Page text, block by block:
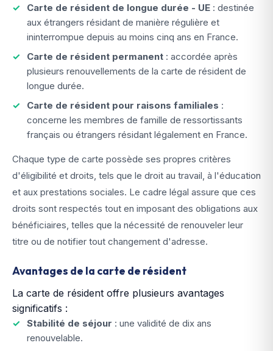
Carte de résident de longue durée - UE : destinée
aux étrangers résidant de manière régulière et
ininterrompue depuis au moins cinq ans en France.
Carte de résident permanent : accordée après
plusieurs renouvellements de la carte de résident de
longue durée.
Carte de résident pour raisons familiales :
concerne les membres de famille de ressortissants
français ou étrangers résidant légalement en France.
Chaque type de carte possède ses propres critères
d'éligibilité et droits, tels que le droit au travail, à l'éducation
et aux prestations sociales. Le cadre légal assure que ces
droits sont respectés tout en imposant des obligations aux
bénéficiaires, telles que la nécessité de renouveler leur
titre ou de notifier tout changement d'adresse.
Avantages de la carte de résident
La carte de résident offre plusieurs avantages
significatifs :
Stabilité de séjour : une validité de dix ans
renouvelable.